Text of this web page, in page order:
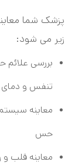
پزشک شما
زیر می شود:
بررسی علائم
تنفس و
معاینه
حس
معاینه قلب